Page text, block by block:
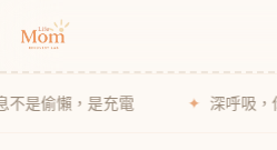
，是充電 ✦ 深呼吸，你可以的